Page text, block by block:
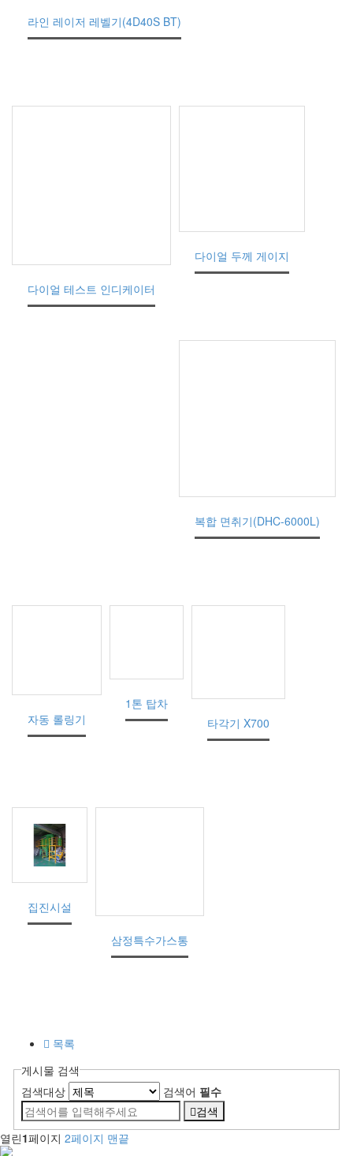
라인 레이저 레벨기(4D40S BT)
다이얼 테스트 인디케이터
다이얼 두께 게이지
복합 면취기(DHC-6000L)
자동 롤링기
1톤 탑차
타각기 X700
집진시설
삼정특수가스통
목록
게시물 검색
검색대상
검색어 필수
검색
열린1페이지 2페이지 맨끝